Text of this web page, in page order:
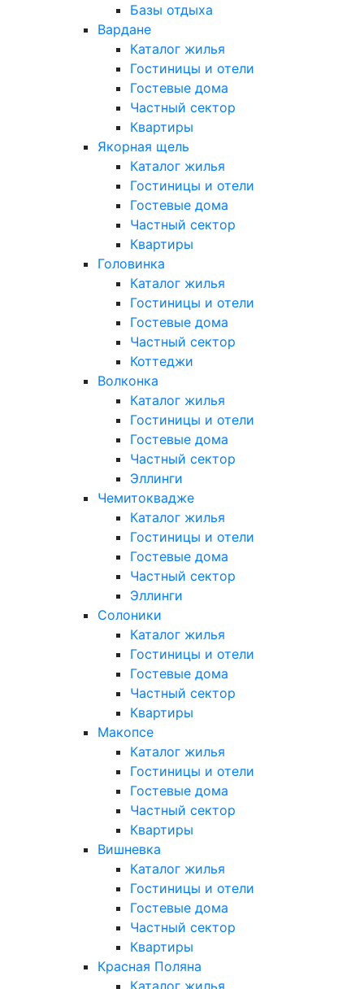
Базы отдыха
Вардане
Каталог жилья
Гостиницы и отели
Гостевые дома
Частный сектор
Квартиры
Якорная щель
Каталог жилья
Гостиницы и отели
Гостевые дома
Частный сектор
Квартиры
Головинка
Каталог жилья
Гостиницы и отели
Гостевые дома
Частный сектор
Коттеджи
Волконка
Каталог жилья
Гостиницы и отели
Гостевые дома
Частный сектор
Эллинги
Чемитоквадже
Каталог жилья
Гостиницы и отели
Гостевые дома
Частный сектор
Эллинги
Солоники
Каталог жилья
Гостиницы и отели
Гостевые дома
Частный сектор
Квартиры
Макопсе
Каталог жилья
Гостиницы и отели
Гостевые дома
Частный сектор
Квартиры
Вишневка
Каталог жилья
Гостиницы и отели
Гостевые дома
Частный сектор
Квартиры
Красная Поляна